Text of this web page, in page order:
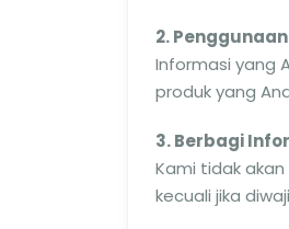
2.
Informasi yang
produk yang
3. Berbagi
Kami tidak
kecuali jika